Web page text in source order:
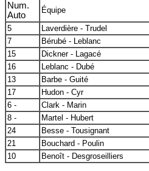
Num.
Auto
Équipe
5
Laverdière - Trudel
7
Bérubé - Leblanc
15
Dickner - Lagacé
16
Leblanc - Dubé
13
Barbe - Guité
17
Hudon - Cyr
6 -
Clark - Marin
8 -
Martel - Hubert
24
Besse - Tousignant
21
Bouchard - Poulin
10
Benoît - Desgroseilliers